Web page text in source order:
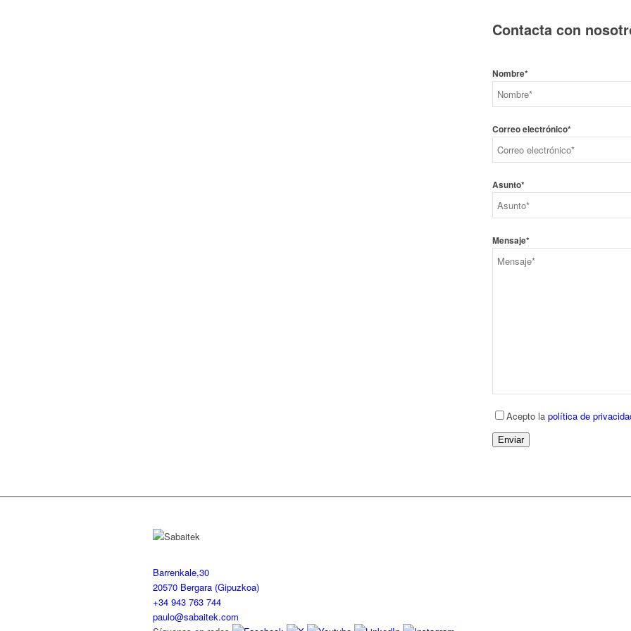
Contacta con
Nombre*
Correo electrónico*
Asunto*
Mensaje*
Acepto lapolítica de
Enviar
Barrenkale,30
20570 Bergara (Gipuzkoa)
+34 943 763 744
paulo@sabaitek.com